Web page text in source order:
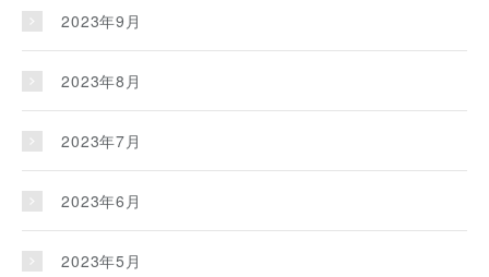
2023年9月
2023年8月
2023年7月
2023年6月
2023年5月